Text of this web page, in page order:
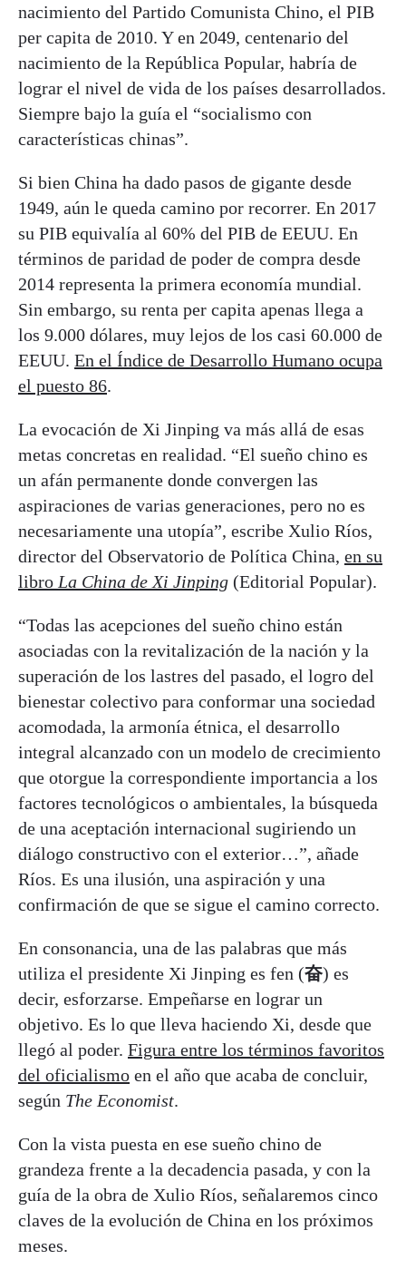
nacimiento del Partido Comunista Chino, el PIB
per capita de 2010. Y en 2049, centenario del
nacimiento de la República Popular, habría de
lograr el nivel de vida de los países desarrollados.
Siempre bajo la guía el “socialismo con
características chinas”.
Si bien China ha dado pasos de gigante desde
1949, aún le queda camino por recorrer. En 2017
su PIB equivalía al 60% del PIB de EEUU. En
términos de paridad de poder de compra desde
2014 representa la primera economía mundial.
Sin embargo, su renta per capita apenas llega a
los 9.000 dólares, muy lejos de los casi 60.000 de
EEUU. En el Índice de Desarrollo Humano ocupa
el puesto 86.
La evocación de Xi Jinping va más allá de esas
metas concretas en realidad. “El sueño chino es
un afán permanente donde convergen las
aspiraciones de varias generaciones, pero no es
necesariamente una utopía”, escribe Xulio Ríos,
director del Observatorio de Política China, en su
libro La China de Xi Jinping (Editorial Popular).
“Todas las acepciones del sueño chino están
asociadas con la revitalización de la nación y la
superación de los lastres del pasado, el logro del
bienestar colectivo para conformar una sociedad
acomodada, la armonía étnica, el desarrollo
integral alcanzado con un modelo de crecimiento
que otorgue la correspondiente importancia a los
factores tecnológicos o ambientales, la búsqueda
de una aceptación internacional sugiriendo un
diálogo constructivo con el exterior…”, añade
Ríos. Es una ilusión, una aspiración y una
confirmación de que se sigue el camino correcto.
En consonancia, una de las palabras que más
utiliza el presidente Xi Jinping es fen (奋) es
decir, esforzarse. Empeñarse en lograr un
objetivo. Es lo que lleva haciendo Xi, desde que
llegó al poder. Figura entre los términos favoritos
del oficialismo en el año que acaba de concluir,
según The Economist.
Con la vista puesta en ese sueño chino de
grandeza frente a la decadencia pasada, y con la
guía de la obra de Xulio Ríos, señalaremos cinco
claves de la evolución de China en los próximos
meses.